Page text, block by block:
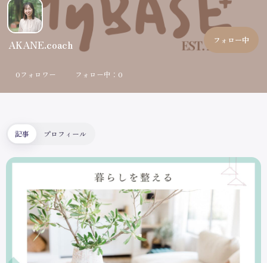
AKANE.coach フォロー中
0フォロワー フォロー中：0
記事 プロフィール
心の乱れは・・・